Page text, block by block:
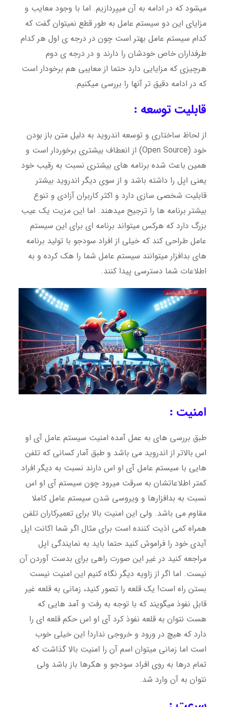
میشود که در ادامه به آن میپردازیم. اما با وجود معایب و
مزایای این دو سیستم عامل به طور قطع نمیتوان گفت که
کدام سیستم عامل بهتر است چون در درجه ی اول هر کدام
طرفداران خاص خودشان را دارند و در درجه ی دوم
هرچیزی که مزایایی دارد حتما از معایبی هم برخودار است
که در ادامه دقیق تر آنها را بررسی میکنیم.
قابلیت توسعه :
از لحاظ ساختاری و توسعه اندروید به دلیل متن باز بودن
خود (Open Source) از انعطاف بیشتری برخوردار است و
همین باعث شده برنامه های بیشتری نسبت به رقیب خود
یعنی اپل را داشته باشد و از سوی دیگر اندروید بیشتر
قابلیت شخصی سازی دارد و اکثر کاربران آزادی و تنوع
بیشتر برنامه ها را ترجیح میدهند. اما این مزیت یک عیب
بزرگ دارد که هرکس میتواند برنامه ای برای این سیستم
عامل طراحی کند که خیلی از افراد سودجو با تولید برنامه
های بدافزار میتوانند سیستم عامل شما را هک کرده و به
اطلاعات شما دسترسی پیدا کنند.
امنیت :
طبق بررسی های به عمل آمده امنیت سیستم عامل آی او
اس بالاتر از اندروید می باشد و طبق آمار کسانی که تلفن
هایی با سیستم عامل آی او اس دارند نسبت به دیگر افراد
کمتر اطلاعاتشان به سرقت میرود چون سیستم آی او اس
نسبت به بدافزارها و ویروسی شدن سیستم عامل کاملا
مقاوم می باشد. ولی این امنیت بالا برای تعمیرکاران تلفن
همراه کمی اذیت کننده است برای مثال اگر شما اکانت اپل
آیدی خود را فراموش کنید حتما باید به نمایندگی اپل
مراجعه کنید در غیر این صورت راهی برای بدست آوردن آن
نیست. اما اگر از زاویه دیگر نگاه کنیم این امنیت نیست
بستن راه است! یک قلعه را تصور کنید، زمانی به قلعه غیر
قابل نفوذ میگویند که با توجه به رفت و آمد هایی که
هست نتوان به قلعه نفوذ کرد آی او اس حکم قلعه ای را
دارد که هیچ در ورود و خروجی ندارد! این خیلی خوب
است اما زمانی میتوان اسم آن را امنیت بالا گذاشت که
تمام درها به روی افراد سودجو و هکرها باز باشد ولی
نتوان به آن وارد شد.